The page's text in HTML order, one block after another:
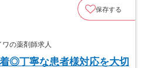
保存する
の薬剤師求人
◎丁寧な患者様対応を大切